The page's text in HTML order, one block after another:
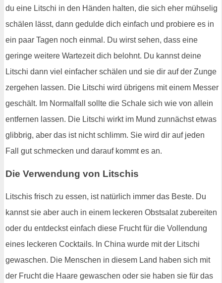
du eine Litschi in den Händen halten, die sich eher mühselig
schälen lässt, dann gedulde dich einfach und probiere es in
ein paar Tagen noch einmal. Du wirst sehen, dass eine
geringe weitere Wartezeit dich belohnt. Du kannst deine
Litschi dann viel einfacher schälen und sie dir auf der Zunge
zergehen lassen. Die Litschi wird übrigens mit einem Messer
geschält. Im Normalfall sollte die Schale sich wie von allein
entfernen lassen. Die Litschi wirkt im Mund zunnächst etwas
glibbrig, aber das ist nicht schlimm. Sie wird dir auf jeden
Fall gut schmecken und darauf kommt es an.
Die Verwendung von Litschis
Litschis frisch zu essen, ist natürlich immer das Beste. Du
kannst sie aber auch in einem leckeren Obstsalat zubereiten
oder du entdeckst einfach diese Frucht für die Vollendung
eines leckeren Cocktails. In China wurde mit der Litschi
gewaschen. Die Menschen in diesem Land haben sich mit
der Frucht die Haare gewaschen oder sie haben sie für das